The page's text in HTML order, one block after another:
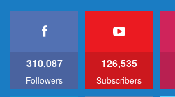
310,087
Followers
126,535
Subscribers